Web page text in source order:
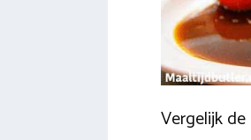
Vergelijk